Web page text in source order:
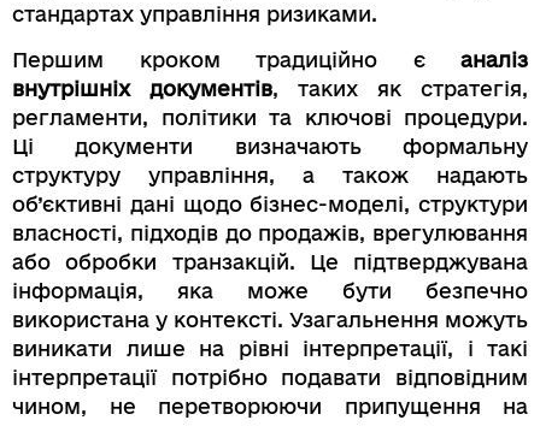
стандартах управління ризиками.
Першим кроком традиційно є аналіз
внутрішніх документів, таких як стратегія,
регламенти, політики та ключові процедури.
Ці документи визначають формальну
структуру управління, а також надають
об’єктивні дані щодо бізнес-моделі, структури
власності, підходів до продажів, врегулювання
або обробки транзакцій. Це підтверджувана
інформація, яка може бути безпечно
використана у контексті. Узагальнення можуть
виникати лише на рівні інтерпретації, і такі
інтерпретації потрібно подавати відповідним
чином, не перетворюючи припущення на